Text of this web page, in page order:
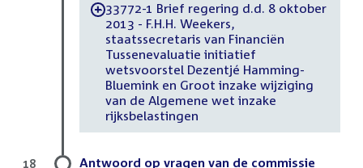
-33772-1 Brief regering d.d. 8 oktober
2013 - F.H.H. Weekers,
staatssecretaris van Financiën
Tussenevaluatie initiatief
wetsvoorstel Dezentjé Hamming-
Bluemink en Groot inzake wijziging
van de Algemene wet inzake
rijksbelastingen
Antwoord op vragen van de commissie
18